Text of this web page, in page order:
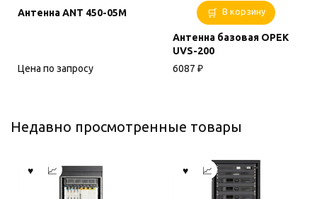
Антенна ANT 450-05М
Цена по запросу
В корзину
Антенна базовая OPEK
UVS-200
6087 ₽
Недавно просмотренные товары